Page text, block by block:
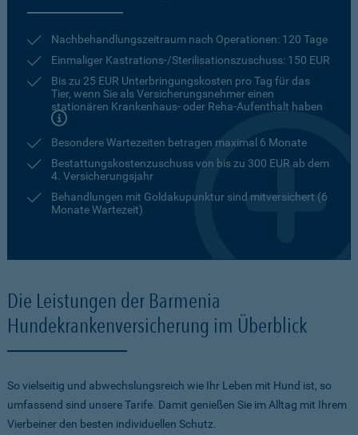
Nachbehandlungszeitraum nach Operationen: 120 Tage
Einmaliger Kastrations-/Sterilisationszuschuss: 150 EUR
Bis zu 25 EUR Unterbringungskosten pro Tag für das
Tier, wenn Sie als Versicherungsnehmer einen
stationären Krankenhaus- oder Reha-Aufenthalt haben
Besondere Wartezeiten betragen maximal 6 Monate
Bestattungskostenzuschuss von bis zu 300 EUR ab dem
4. Versicherungsjahr
Behandlungen mit Goldakupunktur sind mitversichert (6
Monate Wartezeit)
Die Leistungen der Barmenia
Hundekrankenversicherung im Überblick
So vielseitig und abwechslungsreich wie Ihr Leben mit Hund ist, so
umfassend sind unsere Tarife. Damit genießen Sie im Alltag mit Ihrem
Vierbeiner den besten individuellen Schutz.